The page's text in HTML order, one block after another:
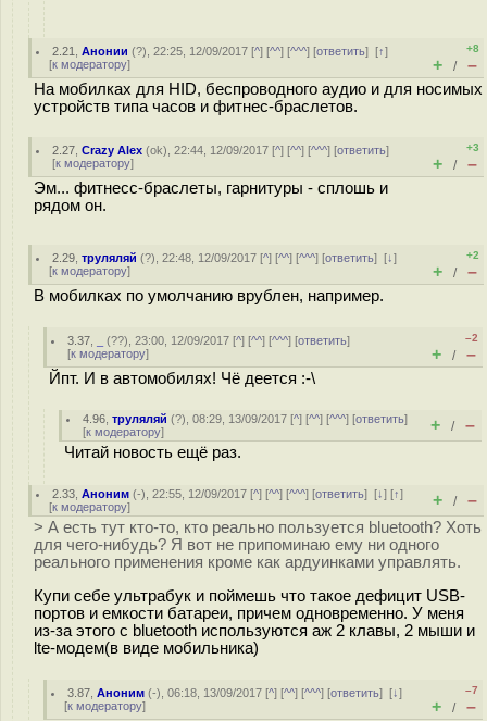
2.21 ,Анонии (?), 22:25, 12/09/2017 [^] [^^] [^^^] [ответить][↑]
[к модератору]
+8
+ / –
На мобилках для HID, беспроводного аудио и для носимых
устройств типа часов и фитнес-браслетов.
2.27 ,Crazy Alex (ok), 22:44, 12/09/2017 [^] [^^] [^^^] [ответить]
[к модератору]
+3
+ / –
Эм... фитнесс-браслеты, гарнитуры - сплошь и
рядом он.
2.29 ,труляляй (?), 22:48, 12/09/2017 [^] [^^] [^^^] [ответить][↓]
[к модератору]
+2
+ / –
В мобилках по умолчанию врублен, например.
3.37 (??), 23:00, 12/09/2017 [^] [^^] [^^^] [ответить]
[к модератору]
–2
+ / –
Йпт. И в автомобилях! Чё деется :-\
4.96 ,труляляй (?), 08:29, 13/09/2017 [^] [^^] [^^^] [ответить]
[к модератору] + / –
Читай новость ещё раз.
2.33 ,Аноним (-), 22:55, 12/09/2017 [^] [^^] [^^^] [ответить][↓] [↑]
[к модератору] + / –
> А есть тут кто-то, кто реально пользуется bluetooth? Хоть
для чего-нибудь? Я вот не припоминаю ему ни одного
реального применения кроме как ардуинками управлять.
Купи себе ультрабук и поймешь что такое дефицит USB-
портов и емкости батареи, причем одновременно. У меня
из-за этого с bluetooth используются аж 2 клавы, 2 мыши и
lte-модем(в виде мобильника)
3.87 ,Аноним (-), 06:18, 13/09/2017 [^] [^^] [^^^] [ответить][↓]
[к модератору]
–7
+ / –